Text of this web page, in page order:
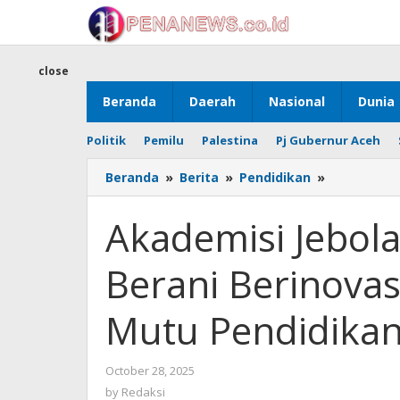
content
Beranda Daerah Nasional Dunia
Politik Pemilu Palestina Pj Gubernur Aceh
close
Beranda » Berita » Pendidikan »
Jebolan
Ajak
Disdik
Berinovasi
Mutu
Akademisi
Berani
Mutu
October 28, 2025
by Redaksi